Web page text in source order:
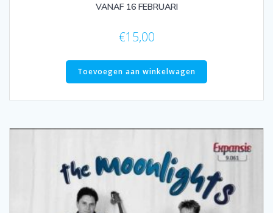
VANAF 16 FEBRUARI
€15,00
Toevoegen aan winkelwagen